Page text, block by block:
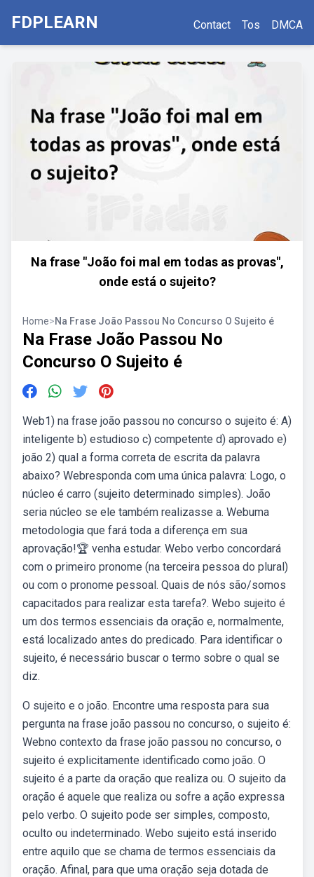
FDPLEARN Contact Tos DMCA
Na frase "João foi mal em todas as provas",
onde está o sujeito?
Home>Na Frase João Passou No Concurso O Sujeito é
Na Frase João Passou No
Concurso O Sujeito é
Web1) na frase joão passou no concurso o sujeito é: A)
inteligente b) estudioso c) competente d) aprovado e)
joão 2) qual a forma correta de escrita da palavra
abaixo? Webresponda com uma única palavra: Logo, o
núcleo é carro (sujeito determinado simples). João
seria núcleo se ele também realizasse a. Webuma
metodologia que fará toda a diferença em sua
aprovação!🏆 venha estudar. Webo verbo concordará
com o primeiro pronome (na terceira pessoa do plural)
ou com o pronome pessoal. Quais de nós são/somos
capacitados para realizar esta tarefa?. Webo sujeito é
um dos termos essenciais da oração e, normalmente,
está localizado antes do predicado. Para identificar o
sujeito, é necessário buscar o termo sobre o qual se
diz.
O sujeito e o joão. Encontre uma resposta para sua
pergunta na frase joão passou no concurso, o sujeito é:
Webno contexto da frase joão passou no concurso, o
sujeito é explicitamente identificado como joão. O
sujeito é a parte da oração que realiza ou. O sujeito da
oração é aquele que realiza ou sofre a ação expressa
pelo verbo. O sujeito pode ser simples, composto,
oculto ou indeterminado. Webo sujeito está inserido
entre aquilo que se chama de termos essenciais da
oração. Afinal, para que uma oração seja dotada de